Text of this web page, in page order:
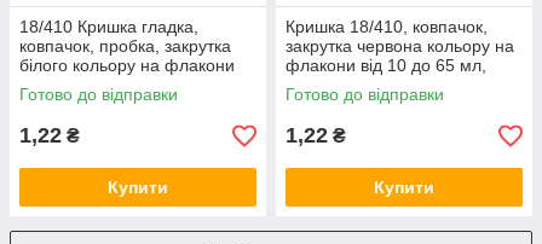
18/410 Кришка гладка,
ковпачок, пробка, закрутка
білого кольору на флакони
від 10 до 100 мл
Готово до відправки
1,22 ₴
Купити
Кришка 18/410, ковпачок,
закрутка червона кольору на
флакони від 10 до 65 мл,
пробка
Готово до відправки
1,22 ₴
Купити